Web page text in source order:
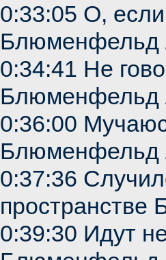
0:33:05 О,
Блюменфельд
0:34:41 Не
Блюменфельд
0:36:00
Блюменфельд
0:37:36
0:39:30 Идут